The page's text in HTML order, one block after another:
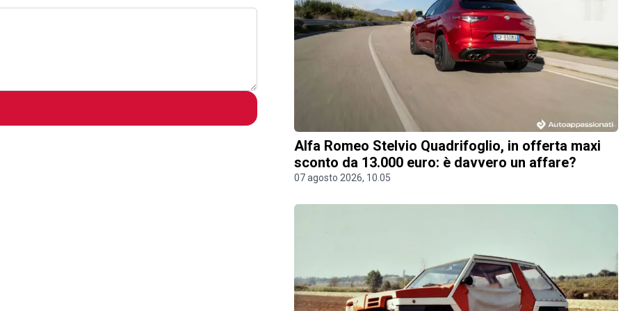
Alfa Romeo Stelvio Quadrifoglio, in offerta maxi
sconto da 13.000 euro: è davvero un affare?
07 agosto 2026, 10.05